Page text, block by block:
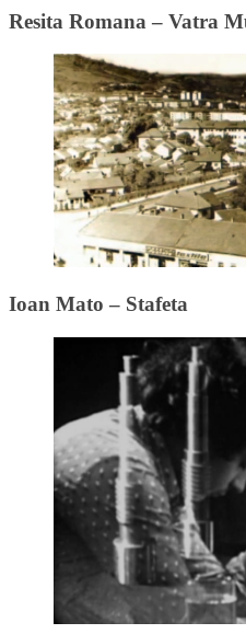
Resita Romana – Vatra
Ioan Mato – Stafeta